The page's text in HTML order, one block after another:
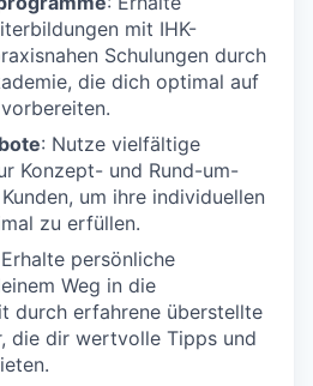
mit IHK-
Schulungen durch
die dich optimal auf
: Nutze vielfältige
Konzept- und Rund-um-
um ihre individuellen
zu erfüllen.
persönliche
Weg in die
durch erfahrene überstellte
die dir wertvolle Tipps und